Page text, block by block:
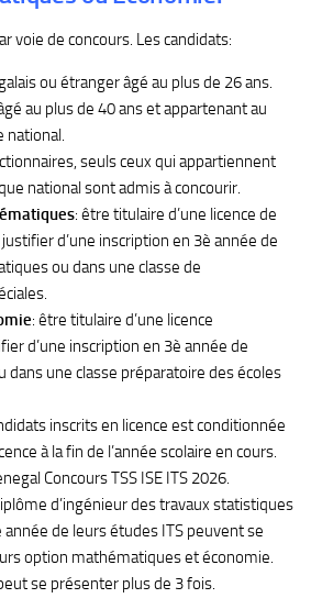
voie de concours. Les candidats:
ou étranger âgé au plus de 26 ans.
au plus de 40 ans et appartenant au
national.
seuls ceux qui appartiennent
national sont admis à concourir.
: être titulaire d’une licence de
d’une inscription en 3è année de
ou dans une classe de
: être titulaire d’une licence
d’une inscription en 3è année de
dans une classe préparatoire des écoles
inscrits en licence est conditionnée
à la fin de l’année scolaire en cours.
Concours TSS ISE ITS 2026.
d’ingénieur des travaux statistiques
année de leurs études ITS peuvent se
option mathématiques et économie.
se présenter plus de 3 fois.